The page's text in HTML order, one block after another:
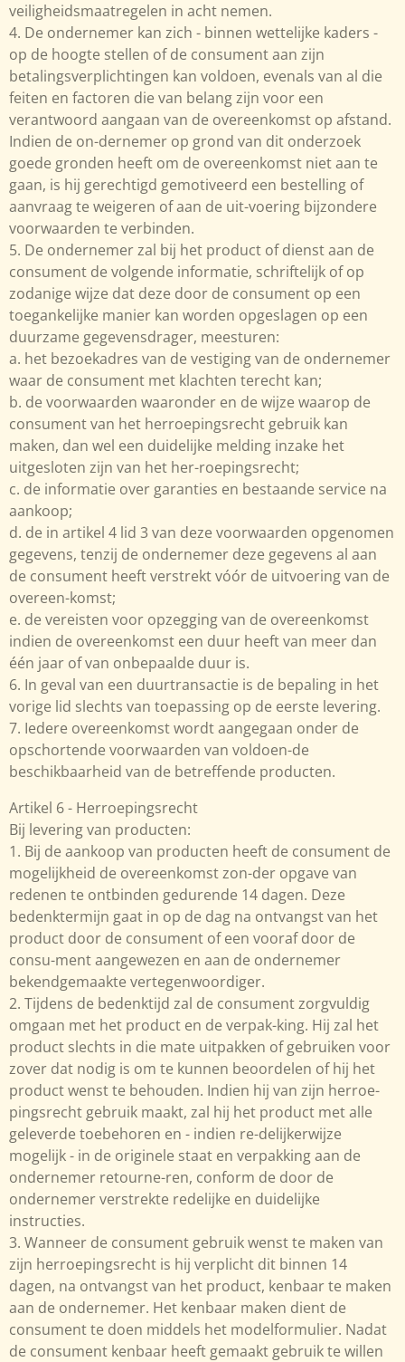
veiligheidsmaatregelen in acht nemen.
4. De ondernemer kan zich - binnen wettelijke kaders -
op de hoogte stellen of de consument aan zijn
betalingsverplichtingen kan voldoen, evenals van al die
feiten en factoren die van belang zijn voor een
verantwoord aangaan van de overeenkomst op afstand.
Indien de on-dernemer op grond van dit onderzoek
goede gronden heeft om de overeenkomst niet aan te
gaan, is hij gerechtigd gemotiveerd een bestelling of
aanvraag te weigeren of aan de uit-voering bijzondere
voorwaarden te verbinden.
5. De ondernemer zal bij het product of dienst aan de
consument de volgende informatie, schriftelijk of op
zodanige wijze dat deze door de consument op een
toegankelijke manier kan worden opgeslagen op een
duurzame gegevensdrager, meesturen:
a. het bezoekadres van de vestiging van de ondernemer
waar de consument met klachten terecht kan;
b. de voorwaarden waaronder en de wijze waarop de
consument van het herroepingsrecht gebruik kan
maken, dan wel een duidelijke melding inzake het
uitgesloten zijn van het her-roepingsrecht;
c. de informatie over garanties en bestaande service na
aankoop;
d. de in artikel 4 lid 3 van deze voorwaarden opgenomen
gegevens, tenzij de ondernemer deze gegevens al aan
de consument heeft verstrekt vóór de uitvoering van de
overeen-komst;
e. de vereisten voor opzegging van de overeenkomst
indien de overeenkomst een duur heeft van meer dan
één jaar of van onbepaalde duur is.
6. In geval van een duurtransactie is de bepaling in het
vorige lid slechts van toepassing op de eerste levering.
7. Iedere overeenkomst wordt aangegaan onder de
opschortende voorwaarden van voldoen-de
beschikbaarheid van de betreffende producten.
Artikel 6 - Herroepingsrecht
Bij levering van producten:
1. Bij de aankoop van producten heeft de consument de
mogelijkheid de overeenkomst zon-der opgave van
redenen te ontbinden gedurende 14 dagen. Deze
bedenktermijn gaat in op de dag na ontvangst van het
product door de consument of een vooraf door de
consu-ment aangewezen en aan de ondernemer
bekendgemaakte vertegenwoordiger.
2. Tijdens de bedenktijd zal de consument zorgvuldig
omgaan met het product en de verpak-king. Hij zal het
product slechts in die mate uitpakken of gebruiken voor
zover dat nodig is om te kunnen beoordelen of hij het
product wenst te behouden. Indien hij van zijn herroe-
pingsrecht gebruik maakt, zal hij het product met alle
geleverde toebehoren en - indien re-delijkerwijze
mogelijk - in de originele staat en verpakking aan de
ondernemer retourne-ren, conform de door de
ondernemer verstrekte redelijke en duidelijke
instructies.
3. Wanneer de consument gebruik wenst te maken van
zijn herroepingsrecht is hij verplicht dit binnen 14
dagen, na ontvangst van het product, kenbaar te maken
aan de ondernemer. Het kenbaar maken dient de
consument te doen middels het modelformulier. Nadat
de consument kenbaar heeft gemaakt gebruik te willen